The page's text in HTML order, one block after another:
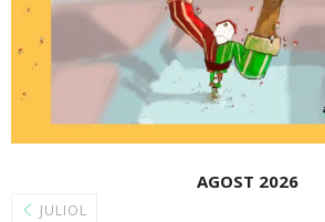
JULIOL
AGOST 2026